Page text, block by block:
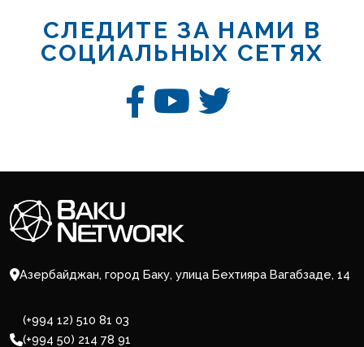
СЛЕДИТЕ ЗА НАМИ В
СОЦИАЛЬНЫХ СЕТЯХ
Азербайджан, город Баку, улица Бехтияра Вагабзаде, 14
(+994 12) 510 81 03
(+994 50) 214 78 91